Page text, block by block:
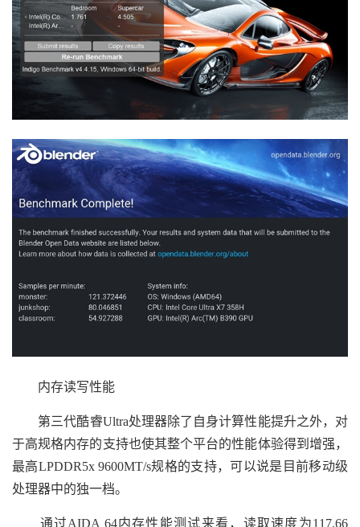
内存读写性能
第三代酷睿Ultra处理器除了自身计算性能提升之外，对
于高规格内存的支持也使其整个平台的性能体验得到增强，
最高LPDDR5x 9600MT/s规格的支持，可以说是目前移动级
处理器中的独一档。
通过AIDA 64内存性能测试来看，读取速度为117.66